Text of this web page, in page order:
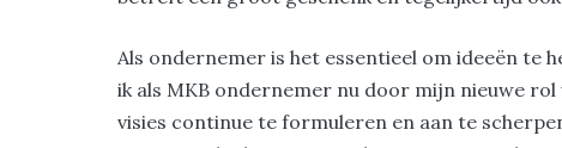
Als ondernemer is het essentieel om ideeën te
ik als MKB ondernemer nu door mijn nieuwe
visies continue te formuleren en aan te